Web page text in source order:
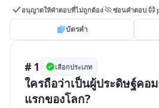
อนุญาตให้คำตอบที่ไม่ถูกต้อง ซ่อนคำตอบ
บัตรคำ
# 1 เลือกประเภท
ใครถือว่าเป็นผู้ประดิษฐ์คอ
แรกของโลก?